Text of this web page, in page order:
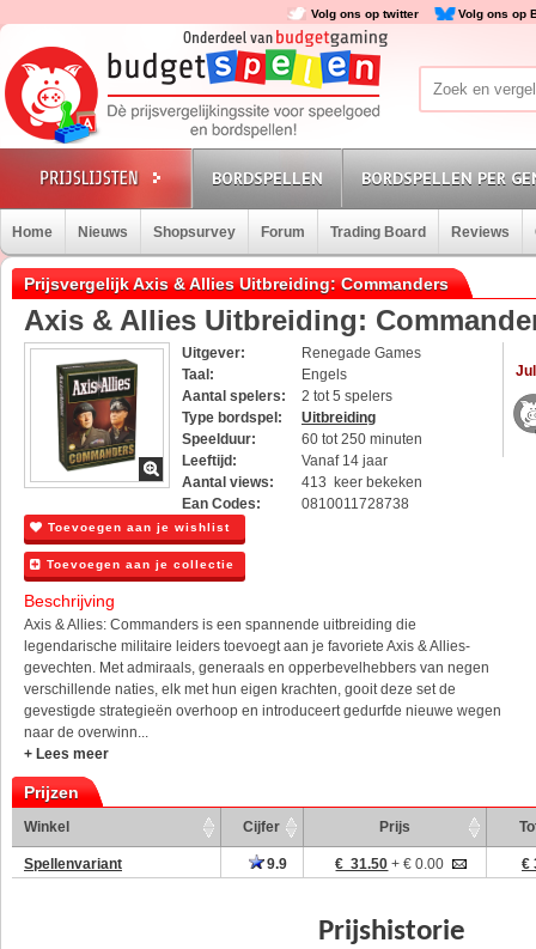
Volg ons op twitter Volg ons op
BORDSPELLEN BORDSPELLEN PER
Home Nieuws Shopsurvey Forum Trading Board Reviews
Prijsvergelijk Axis & Allies Uitbreiding: Commanders
Axis & Allies Uitbreiding:
Uitgever:
Renegade Games
Taal:
Engels
Aantal spelers:
2 tot 5 spelers
Type bordspel:
Uitbreiding
Speelduur:
60 tot 250 minuten
Leeftijd:
Vanaf 14 jaar
Aantal views:
413 keer bekeken
Ean Codes:
0810011728738
Toevoegen aan je wishlist
Toevoegen aan je collectie
Beschrijving
Axis & Allies: Commanders is een spannende uitbreiding die
legendarische militaire leiders toevoegt aan je favoriete Axis & Allies-
gevechten. Met admiraals, generaals en opperbevelhebbers van negen
verschillende naties, elk met hun eigen krachten, gooit deze set de
gevestigde strategieën overhoop en introduceert gedurfde nieuwe wegen
naar de overwinn...
+ Lees meer
Prijzen
Winkel Cijfer Prijs
Spellenvariant 9.9 € 31.50 + € 0.00 €